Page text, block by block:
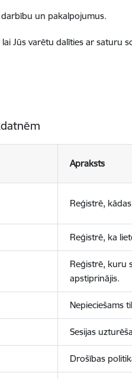
un pakalpojumus.
Jūs varētu dalīties ar saturu
Apraksts
Reģistrē,
Reģistrē, ka
Reģistrē, kuru
apstiprinājis.
Nepieciešams
Sesijas
Drošības